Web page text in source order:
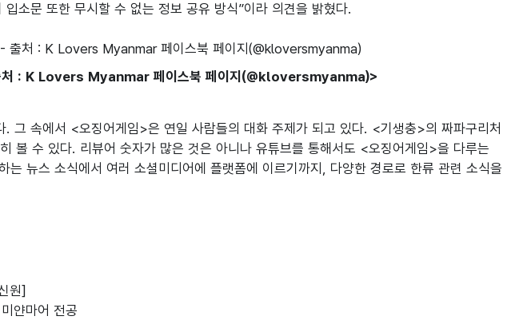
소문 또한 무시할 수 없는 정보 공유 방식”이라 의견을 밝혔다.
출처 : K Lovers Myanmar 페이스북 페이지(@kloversmyanma)>
그 속에서 <오징어게임>은 연일 사람들의 대화 주제가 되고 있다. <기생충>의 짜파구리처
볼 수 있다. 리뷰어 숫자가 많은 것은 아니나 유튜브를 통해서도 <오징어게임>을 다루는
는 뉴스 소식에서 여러 소셜미디어에 플랫폼에 이르기까지, 다양한 경로로 한류 관련 소식을
원]
얀마어 전공